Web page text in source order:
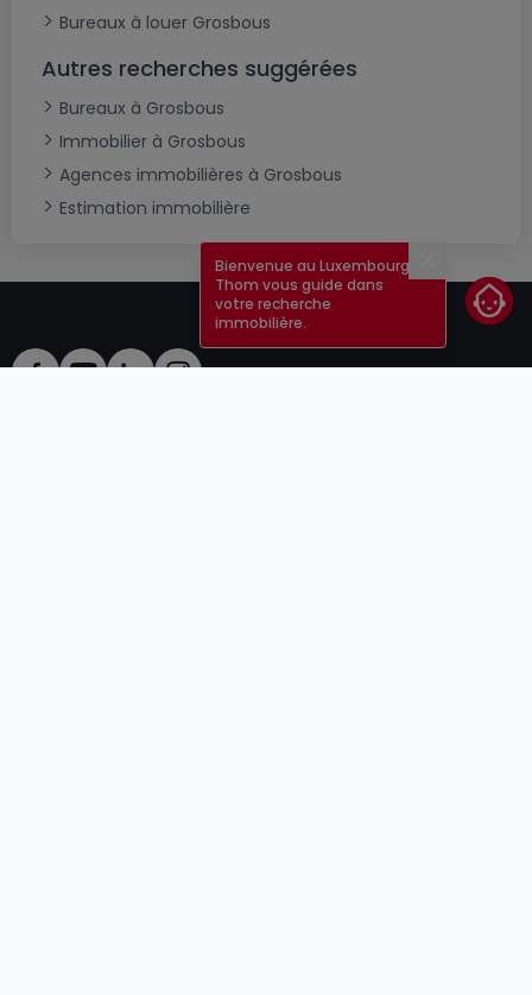
Bureaux à louer Grosbous
Autres recherches suggérées
Bureaux à Grosbous
Immobilier à Grosbous
Agences immobilières à Grosbous
Estimation immobilière
Fermer
Bienvenue au Luxembourg !
Thom vous guide dans
votre recherche
immobilière.